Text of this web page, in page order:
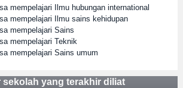
mempelajari Ilmu hubungan international
mempelajari Ilmu sains kehidupan
mempelajari Sains
mempelajari Teknik
mempelajari Sains umum
sekolah yang terakhir diliat